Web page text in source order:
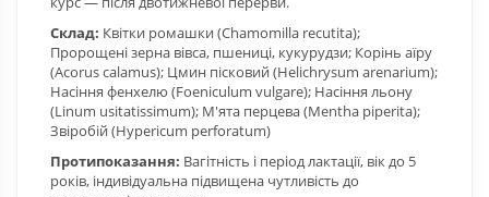
Склад: Квітки ромашки (Chamomilla recutita);
Пророщені зерна вівса, пшениці, кукурудзи; Корінь аїру
(Acorus calamus); Цмин пісковий (Helichrysum arenarium);
Насіння фенхелю (Foeniculum vulgare); Насіння льону
(Linum usitatissimum); М'ята перцева (Mentha piperita);
Звіробій (Hypericum perforatum)
Протипоказання: Вагітність і період лактації, вік до 5
років, індивідуальна підвищена чутливість до